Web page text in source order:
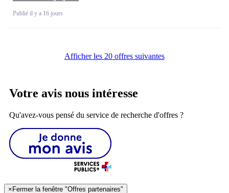
Publié il y a 16 jours
Afficher les 20 offres suivantes
Votre avis nous intéresse
Qu'avez-vous pensé du service de recherche d'offres ?
×Fermer la fenêtre "Offres partenaires"